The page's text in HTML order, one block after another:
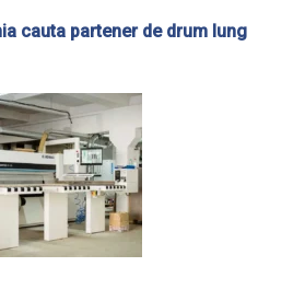
cauta partener de drum lung